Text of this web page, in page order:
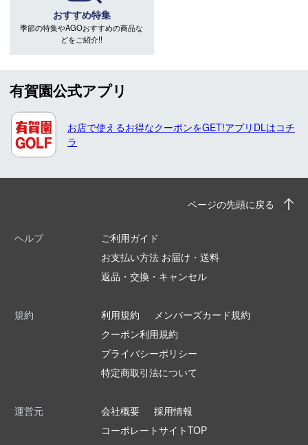
おすすめ特集
季節の特集やAGOおすすめの商品な
どをご紹介!!
有賀園公式アプリ
お店で使えるお得なクーポンをGET!アプリDLはコチ
ラ
ページの先頭に戻る
ヘルプ
ご利用ガイド
お支払い方法 お届け・送料
返品・交換・キャンセル
規約 利用規約
メンバーズカード規約
クーポン利用規約
プライバシーポリシー
特定商取引法について
運営元 会社概要
採用情報
コーポレートサイトTOP